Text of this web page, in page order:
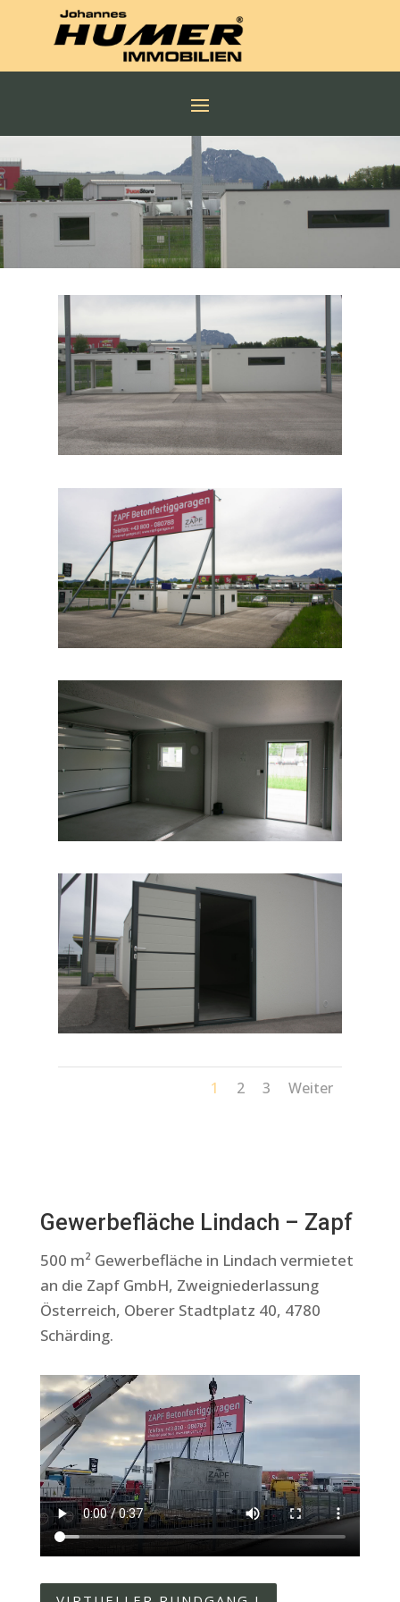
1 2 3 Weiter
Gewerbefläche Lindach – Zapf
500 m² Gewerbefläche in Lindach vermietet
an die Zapf GmbH, Zweigniederlassung
Österreich, Oberer Stadtplatz 40, 4780
Schärding.